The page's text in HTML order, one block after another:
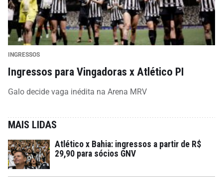
INGRESSOS
Ingressos para Vingadoras x Atlético PI
Galo decide vaga inédita na Arena MRV
MAIS LIDAS
Atlético x Bahia: ingressos a partir de R$
29,90 para sócios GNV